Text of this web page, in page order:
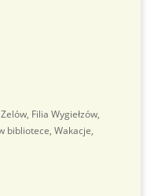
, Filia Wygiełzów,
bibliotece, Wakacje,